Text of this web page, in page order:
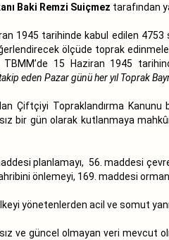
Baki Remzi Suiçmez tarafından
1945 tarihinde kabul edilen
ölçüde toprak
15 Haziran 1945
eden Pazar günü her yıl Toprak
Topraklandırma Kanunu
bir gün olarak kutlanmaya
planlamayı, 56. maddesi
önlemeyi, 169. maddesi
yönetenlerden acil ve somut
ve güncel olmayan veri mevcut